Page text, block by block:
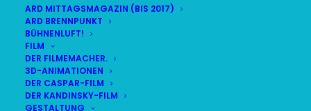
ARD MITTAGSMAGAZIN (BIS 2017)
ARD BRENNPUNKT
BÜHNENLUFT!
FILM
DER FILMEMACHER.
3D-ANIMATIONEN
DER CASPAR-FILM
DER KANDINSKY-FILM
GESTALTUNG
© STEFAN SCHEIDER
LIVE(alle Termine